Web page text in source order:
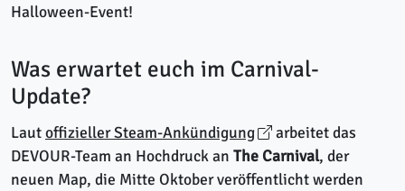
Halloween-Event!
Was erwartet euch im Carnival-
Update?
Lautoffizieller Steam-Ankündigung
arbeitet das
DEVOUR-Team an Hochdruck an The Carnival, der
neuen Map, die Mitte Oktober veröffentlicht werden